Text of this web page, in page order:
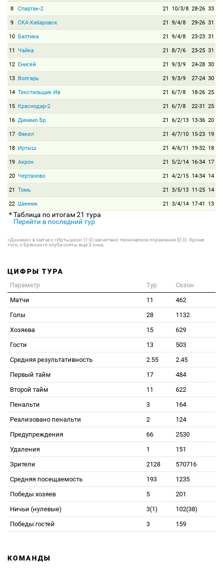
8 Спартак-2 21 10/3/8 28-26 33
9 СКА-Хабаровск 21 9/4/8 29-26 31
10 Балтика 21 9/4/8 23-23 31
11 Чайка 21 8/7/6 23-25 31
12 Енисей 21 9/3/9 24-28 30
13 Волгарь 21 9/3/9 27-24 30
14 Текстильщик Ив 21 6/7/8 18-26 25
15 Краснодар-2 21 6/7/8 22-31 25
16 Динамо Бр 21 6/2/13 13-36 20
17 Факел 21 4/7/10 15-23 19
18 Иртыш 21 4/6/11 19-32 18
19 Акрон 21 5/2/14 16-34 17
20 Чертаново 21 4/2/15 14-34 14
21 Томь 21 3/5/13 11-25 14
22 Шинник 21 3/4/14 17-41 13
* Таблица по итогам 21 тура
Перейти в последний тур
«Динамо» в матче с «Иртышом» (1:0) засчитано техническое поражение (0:3). Кроме
того, с брянского клуба сняты еще 3 очка.
ЦИФРЫ ТУРА
Параметр Тур
Сезон
Матчи
11
462
Голы
28
1132
Хозяева
15
629
Гости
13
503
Средняя результативность
2.55
2.45
Первый тайм
17
484
Второй тайм
11
622
Пенальти
3
164
Реализовано пенальти
2
124
Предупреждения
66
2530
Удаления
1
151
Зрители
2128
570716
Средняя посещаемость
193
1235
Победы хозяев
5
201
Ничьи (нулевые)
3(1)
102(38)
Победы гостей
3 159
КОМАНДЫ